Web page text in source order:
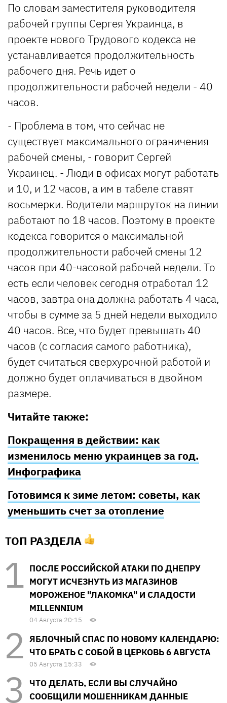
По словам заместителя руководителя
рабочей группы Сергея Украинца, в
проекте нового Трудового кодекса не
устанавливается продолжительность
рабочего дня. Речь идет о
продолжительности рабочей недели - 40
часов.
- Проблема в том, что сейчас не
существует максимального ограничения
рабочей смены, - говорит Сергей
Украинец. - Люди в офисах могут работать
и 10, и 12 часов, а им в табеле ставят
восьмерки. Водители маршруток на линии
работают по 18 часов. Поэтому в проекте
кодекса говорится о максимальной
продолжительности рабочей смены 12
часов при 40-часовой рабочей недели. То
есть если человек сегодня отработал 12
часов, завтра она должна работать 4 часа,
чтобы в сумме за 5 дней недели выходило
40 часов. Все, что будет превышать 40
часов (с согласия самого работника),
будет считаться сверхурочной работой и
должно будет оплачиваться в двойном
размере.
Читайте также:
Покращення в действии: как
изменилось меню украинцев за год.
Инфографика
Готовимся к зиме летом: советы, как
уменьшить счет за отопление
ТОП РАЗДЕЛА
ПОСЛЕ РОССИЙСКОЙ АТАКИ ПО ДНЕПРУ
МОГУТ ИСЧЕЗНУТЬ ИЗ МАГАЗИНОВ
МОРОЖЕНОЕ "ЛАКОМКА" И СЛАДОСТИ
MILLENNIUM
04 Августа 20:15
ЯБЛОЧНЫЙ СПАС ПО НОВОМУ КАЛЕНДАРЮ:
ЧТО БРАТЬ С СОБОЙ В ЦЕРКОВЬ 6 АВГУСТА
05 Августа 15:33
ЧТО ДЕЛАТЬ, ЕСЛИ ВЫ СЛУЧАЙНО
СООБЩИЛИ МОШЕННИКАМ ДАННЫЕ